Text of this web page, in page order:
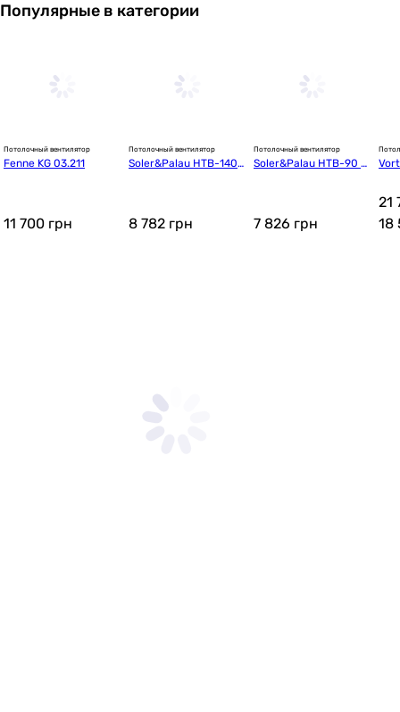
Популярные в категории
Потолочный вентилятор
Fenne KG 03.211
11 700 грн
Потолочный вентилятор
Soler&Palau HTB-140
8 782 грн
Потолочный вентилятор
Soler&Palau HTB-90 R
7 826 грн
21
18